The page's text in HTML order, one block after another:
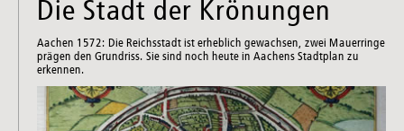
Die Stadt der Krönungen
Aachen 1572: Die Reichsstadt ist erheblich gewachsen, zwei Mauerringe
prägen den Grundriss. Sie sind noch heute in Aachens Stadtplan zu
erkennen.